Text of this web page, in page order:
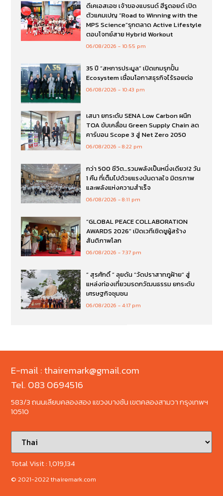
ดีเคเอสเอช เจ้าของแบรนด์ ฮีรูดอยด์ เปิด
ตัวแคมเปญ “Road to Winning with the
MPS Science”รุกตลาด Active Lifestyle
ตอบโจทย์สาย Hybrid Workout
06/08/2026 10:55 pm
35 ปี “สหการประมูล” เปิดเกมรุกปั้น
Ecosystem เชื่อมโอกาสธุรกิจไร้รอยต่อ
06/08/2026 10:43 pm
เสนา ยกระดับ SENA Low Carbon ผนึก
TOA ขับเคลื่อน Green Supply Chain ลด
คาร์บอน Scope 3 สู่ Net Zero 2050
06/08/2026 8:22 pm
กว่า 500 ชีวิต…รวมพลังเป็นหนึ่งเดียว!2 วัน
1 คืน ที่เต็มไปด้วยแรงบันดาลใจ มิตรภาพ
และพลังแห่งความสำเร็จ
06/08/2026 8:11 pm
“GLOBAL PEACE COLLABORATION
AWARDS 2026” เปิดเวทีเชิดชูผู้สร้าง
สันติภาพโลก
06/08/2026 7:37 pm
“ สุรศักดิ์ ” ลุยดัน “วัดปราสาทภูฝ้าย” สู่
แหล่งท่องเที่ยวมรดกวัฒนธรรม ยกระดับ
เศรษฐกิจชุมชน
06/08/2026 4:17 pm
E-mail : thairemark@gmail.com
Tel. 083 0694516
583/3 ถนนเลียบคลองสอง แขวงบางชัน เขตคลองสามวา กรุงเทพฯ
10510
Total Visit :1,019,134
© 2021-2022 thairemark.com